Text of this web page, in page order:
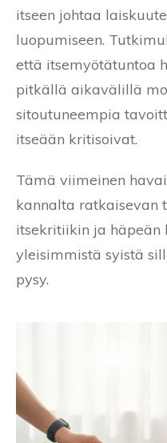
itseen johtaa
luopumiseen.
että itsemyötätuntoa
pitkällä aikavälillä
sitoutuneempia
itseään kritisoivat.
Tämä viimeinen
kannalta ratkaisevan
itsekritiikin ja häpeän
yleisimmistä syistä
pysy.